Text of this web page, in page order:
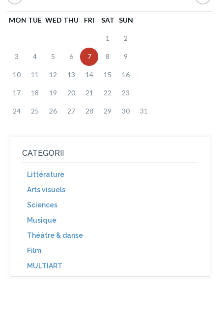
MON TUE WED THU FRI SAT SUN
1 2
3 4 5 6 7 8 9
10 11 12 13 14 15 16
17 18 19 20 21 22 23
24 25 26 27 28 29 30 31
CATEGORII
Littérature
Arts visuels
Sciences
Musique
Théâtre & danse
Film
MULTIART